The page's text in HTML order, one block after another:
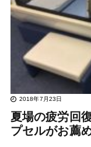
2018年7月23日
夏場の疲労回
プセルがお薦